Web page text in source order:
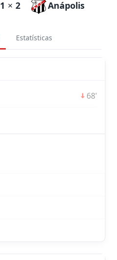
1 × 2 Anápolis
Estatísticas
68'